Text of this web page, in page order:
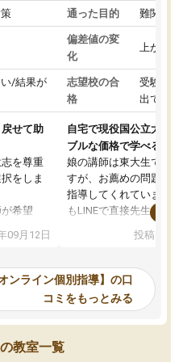
/結果が
せて助
を尊重
をしま
希望
ど選ぶ
良いか
きま
方で決
09月12日
通った目的 難関私立
偏差値の変
化
上がった
志望校の合
格
受験して
出ていな
自宅で現役国公立大学生
ブルな価格で学べる
娘の講師は東大生では無
すが、お薦めの問題集や
指導してくれています。
もLINEで直接先生に質問
めれるので、個人に合
いなのがあり(有料)、受
ことをどんなスケジュー
くか相談したのですが、
ち期待したものではなく
投稿日：
ンライン個別指導】の口
コミをもっとみる
教室一覧